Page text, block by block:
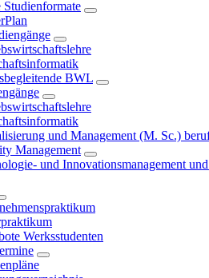
Studienformate
BWL
und Management (M. Sc.)
Management
und Innovationsmanagement
Werksstudenten